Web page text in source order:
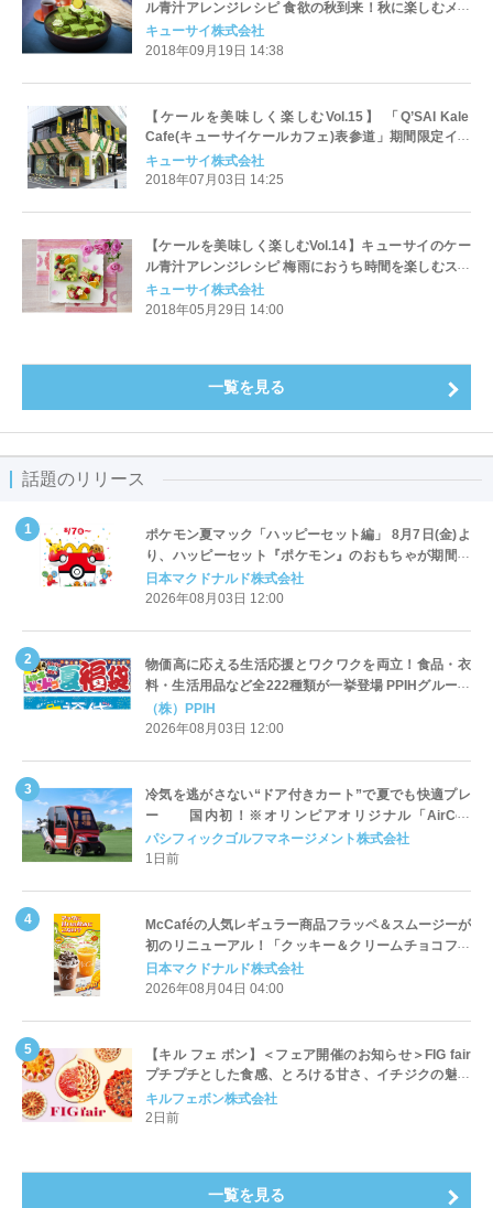
ル青汁アレンジレシピ 食欲の秋到来！秋に楽しむメニ
ュー特集
キューサイ株式会社
2018年09月19日 14:38
【ケールを美味しく楽しむVol.15】 「Q’SAI Kale
Cafe(キューサイケールカフェ)表参道」期間限定イベ
ントで好評！ケールのアレンジメニュー
キューサイ株式会社
2018年07月03日 14:25
【ケールを美味しく楽しむVol.14】キューサイのケー
ル青汁アレンジレシピ 梅雨におうち時間を楽しむスウ
ィーツ特集
キューサイ株式会社
2018年05月29日 14:00
一覧を見る
話題のリリース
ポケモン夏マック「ハッピーセット編」 8月7日(金)よ
り、ハッピーセット『ポケモン』のおもちゃが期間限
定登場
日本マクドナルド株式会社
2026年08月03日 12:00
物価高に応える生活応援とワクワクを両立！食品・衣
料・生活用品など全222種類が一挙登場 PPIHグループ
「夏福袋」＆セール 8月6日(木)より順次スタート
（株）PPIH
2026年08月03日 12:00
冷気を逃がさない“ドア付きカート”で夏でも快適プレ
ー 国内初！※オリンピアオリジナル「AirCon
Cart（エアコンカート）」導入 | ＰＧＭ
パシフィックゴルフマネージメント株式会社
1日前
McCaféの人気レギュラー商品フラッペ＆スムージーが
初のリニューアル！「クッキー＆クリームチョコフラ
ッペ」「マンゴースムージー」8月5日（水）から販売
開始
日本マクドナルド株式会社
2026年08月04日 04:00
【キル フェ ボン】＜フェア開催のお知らせ＞FIG fair
プチプチとした食感、とろける甘さ、イチジクの魅力
をたっぷりと。新作を含め、イチジク尽くしの全4種が
登場8月20日（木）スタート
キルフェボン株式会社
2日前
一覧を見る